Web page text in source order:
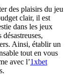
des plaisirs du jeu
clair, il est
dans les jeux
Ainsi, établir un
tout en vous
avec l’1xbet